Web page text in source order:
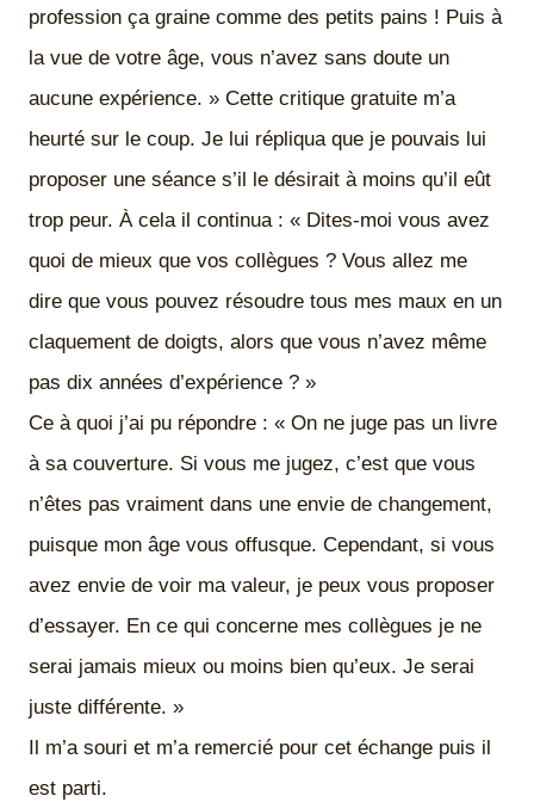
profession ça graine comme des petits pains ! Puis à
la vue de votre âge, vous n’avez sans doute un
aucune expérience. » Cette critique gratuite m’a
heurté sur le coup. Je lui répliqua que je pouvais lui
proposer une séance s’il le désirait à moins qu’il eût
trop peur. À cela il continua : « Dites-moi vous avez
quoi de mieux que vos collègues ? Vous allez me
dire que vous pouvez résoudre tous mes maux en un
claquement de doigts, alors que vous n’avez même
pas dix années d’expérience ? »
Ce à quoi j’ai pu répondre : « On ne juge pas un livre
à sa couverture. Si vous me jugez, c’est que vous
n’êtes pas vraiment dans une envie de changement,
puisque mon âge vous offusque. Cependant, si vous
avez envie de voir ma valeur, je peux vous proposer
d’essayer. En ce qui concerne mes collègues je ne
serai jamais mieux ou moins bien qu’eux. Je serai
juste différente. »
Il m’a souri et m’a remercié pour cet échange puis il
est parti.